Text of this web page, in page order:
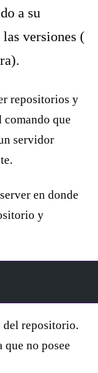
a su
versiones (
repositorios y
comando que
servidor
en donde
y
del repositorio.
que no posee